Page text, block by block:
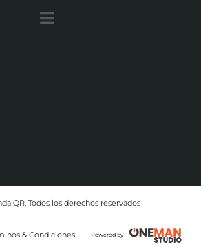
QR. Todos los derechos reservados
& Condiciones Powered by